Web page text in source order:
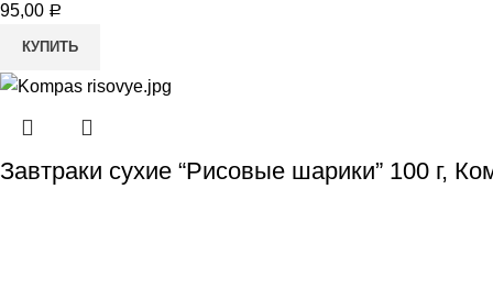
95,00 Р
КУПИТЬ
Завтраки сухие “Рисовые шарики” 100 г,